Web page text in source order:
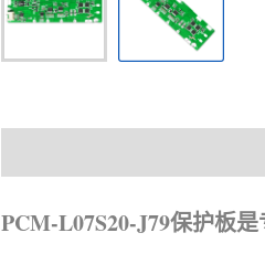
PCM-L07S20-J79保护板